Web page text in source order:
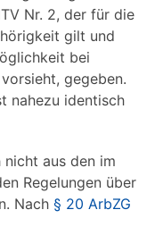
Nr. 2, der für die
gilt und
bei
gegeben.
nahezu identisch
aus den im
Regelungen über
Nach § 20 ArbZG